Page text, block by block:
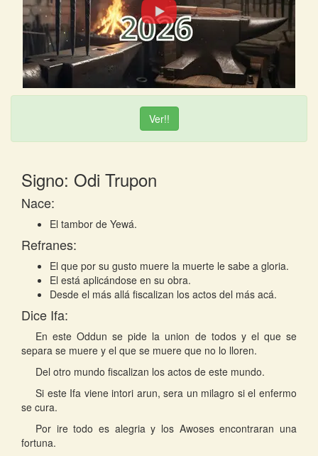
Ver!!
Signo: Odi Trupon
Nace:
El tambor de Yewá.
Refranes:
El que por su gusto muere la muerte le sabe a gloria.
El está aplicándose en su obra.
Desde el más allá fiscalizan los actos del más acá.
Dice Ifa:
En este Oddun se pide la union de todos y el que se
separa se muere y el que se muere que no lo lloren.
Del otro mundo fiscalizan los actos de este mundo.
Si este Ifa viene intori arun, sera un milagro si el enfermo
se cura.
Por ire todo es alegria y los Awoses encontraran una
fortuna.